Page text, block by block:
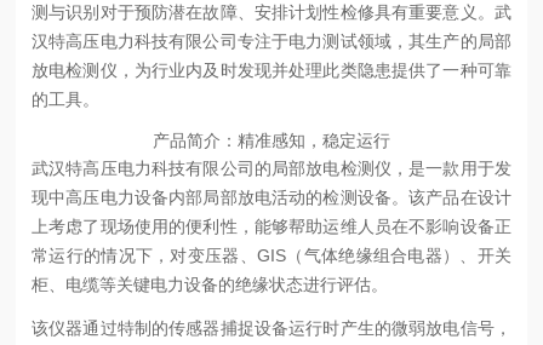
测与识别对于预防潜在故障、安排计划性检修具有重要意义。武
汉特高压电力科技有限公司专注于电力测试领域，其生产的局部
放电检测仪，为行业内及时发现并处理此类隐患提供了一种可靠
的工具。
产品简介：精准感知，稳定运行
武汉特高压电力科技有限公司的局部放电检测仪，是一款用于发
现中高压电力设备内部局部放电活动的检测设备。该产品在设计
上考虑了现场使用的便利性，能够帮助运维人员在不影响设备正
常运行的情况下，对变压器、GIS（气体绝缘组合电器）、开关
柜、电缆等关键电力设备的绝缘状态进行评估。
该仪器通过特制的传感器捕捉设备运行时产生的微弱放电信号，